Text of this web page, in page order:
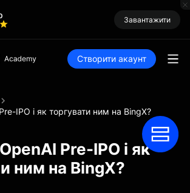
Завантажити
Створити акаунт
IPO і як торгувати ним на BingX?
Pre-IPO і як
ним на BingX?